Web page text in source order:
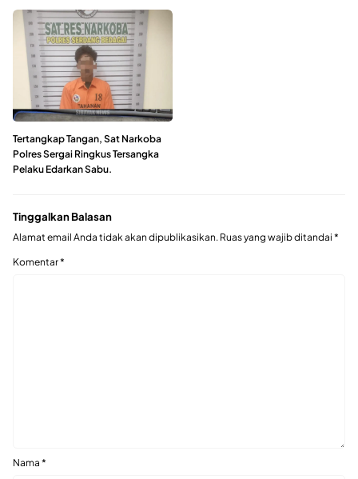
Tertangkap Tangan, Sat Narkoba
Polres Sergai Ringkus Tersangka
Pelaku Edarkan Sabu.
Tinggalkan Balasan
Alamat email Anda tidak akan dipublikasikan. Ruas yang wajib ditandai *
Komentar*
Nama *